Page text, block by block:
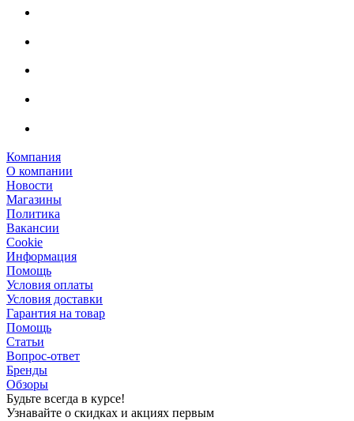
Компания
О компании
Новости
Магазины
Политика
Вакансии
Сookie
Информация
Помощь
Условия оплаты
Условия доставки
Гарантия на товар
Помощь
Статьи
Вопрос-ответ
Бренды
Обзоры
Будьте всегда в курсе!
Узнавайте о скидках и акциях первым